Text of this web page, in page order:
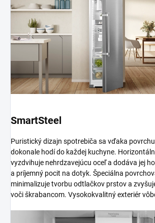
SmartSteel
Puristický dizajn spotrebiča sa vďaka povrchu
dokonale hodí do každej kuchyne.
vyzdvihuje nehrdzavejúcu oceľ a dodáva jej
a príjemný pocit na dotyk. Špeciálna
minimalizuje tvorbu odtlačkov prstov a
voči škrabancom. Vysokokvalitný exteriér